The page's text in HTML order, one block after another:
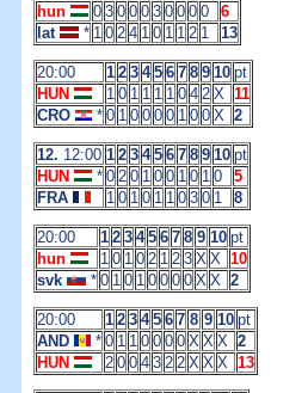
hun
0 3 0 0 0 3 0 0 0 0
6
lat
* 1 0 2 4 1 0 1 1 2 1 13
20:00 1 2 3 4 5 6 7 8 9 10 pt
HUN
1 0 1 1 1 1 0 4 2 X 11
CRO
* 0 1 0 0 0 0 1 0 0 X 2
12. 12:00 1 2 3 4 5 6 7 8 9 10 pt
HUN
* 0 2 0 1 0 0 1 0 1 0
5
FRA
1 0 1 0 1 1 0 3 0 1 8
20:00 1 2 3 4 5 6 7 8 9 10 pt
hun
1 0 1 0 2 1 2 3 X X 10
svk
* 0 1 0 1 0 0 0 0 X X 2
20:00 1 2 3 4 5 6 7 8 9 10 pt
AND
* 0 1 1 0 0 0 0 X X X 2
HUN
2 0 0 4 3 2 2 X X X 13